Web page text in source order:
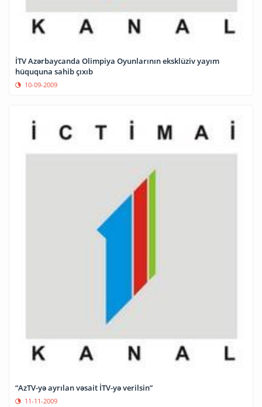
İTV Azərbaycanda Olimpiya Oyunlarının eksklüziv yayım
hüququna sahib çıxıb
10-09-2009
“AzTV-yə ayrılan vəsait İTV-yə verilsin”
11-11-2009